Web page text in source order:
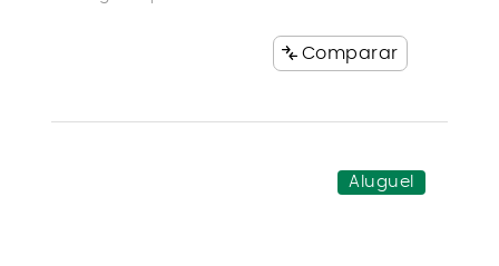
Comparar
Aluguel